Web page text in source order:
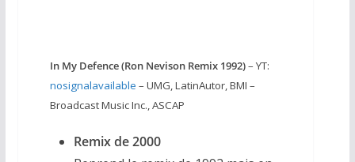
In My Defence (Ron Nevison Remix 1992)– YT:
nosignalavailable – UMG, LatinAutor, BMI –
Broadcast Music Inc., ASCAP
Remix de 2000